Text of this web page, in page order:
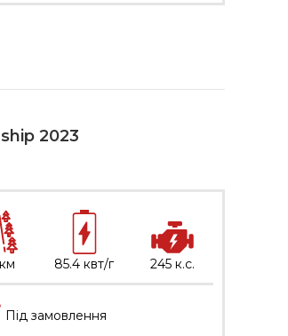
2023
85.4 квт/г 245 к.с.
Під замовлення